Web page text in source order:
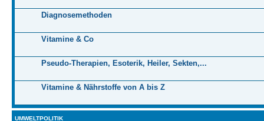
Diagnosemethoden
Vitamine & Co
Pseudo-Therapien, Esoterik, Heiler, Sekten,...
Vitamine & Nährstoffe von A bis Z
UMWELTPOLITIK